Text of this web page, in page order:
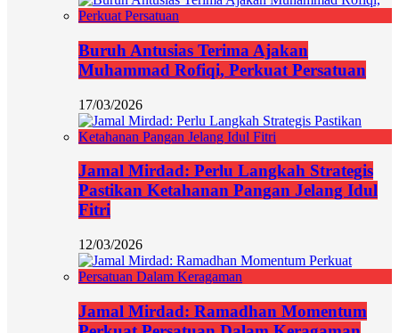
Buruh Antusias Terima Ajakan
Muhammad Rofiqi, Perkuat Persatuan
17/03/2026
Jamal Mirdad: Perlu Langkah Strategis
Pastikan Ketahanan Pangan Jelang Idul
Fitri
12/03/2026
Jamal Mirdad: Ramadhan Momentum